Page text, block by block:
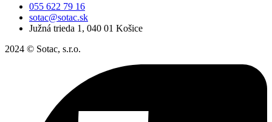
055 622 79 16
sotac@sotac.sk
Južná trieda 1, 040 01 Košice
2024 © Sotac, s.r.o.